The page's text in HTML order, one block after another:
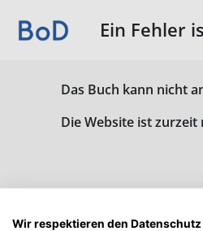
Ein Fehler
Das Buch kann nicht
Die Website ist
Wir respektieren den Datenschutz